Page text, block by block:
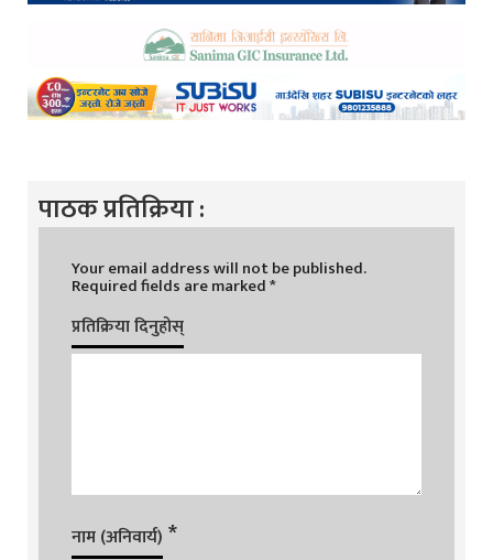
पाठक प्रतिक्रिया :
Your email address will not be published.
Required fields are marked*
प्रतिक्रिया दिनुहोस्
नाम (अनिवार्य) *